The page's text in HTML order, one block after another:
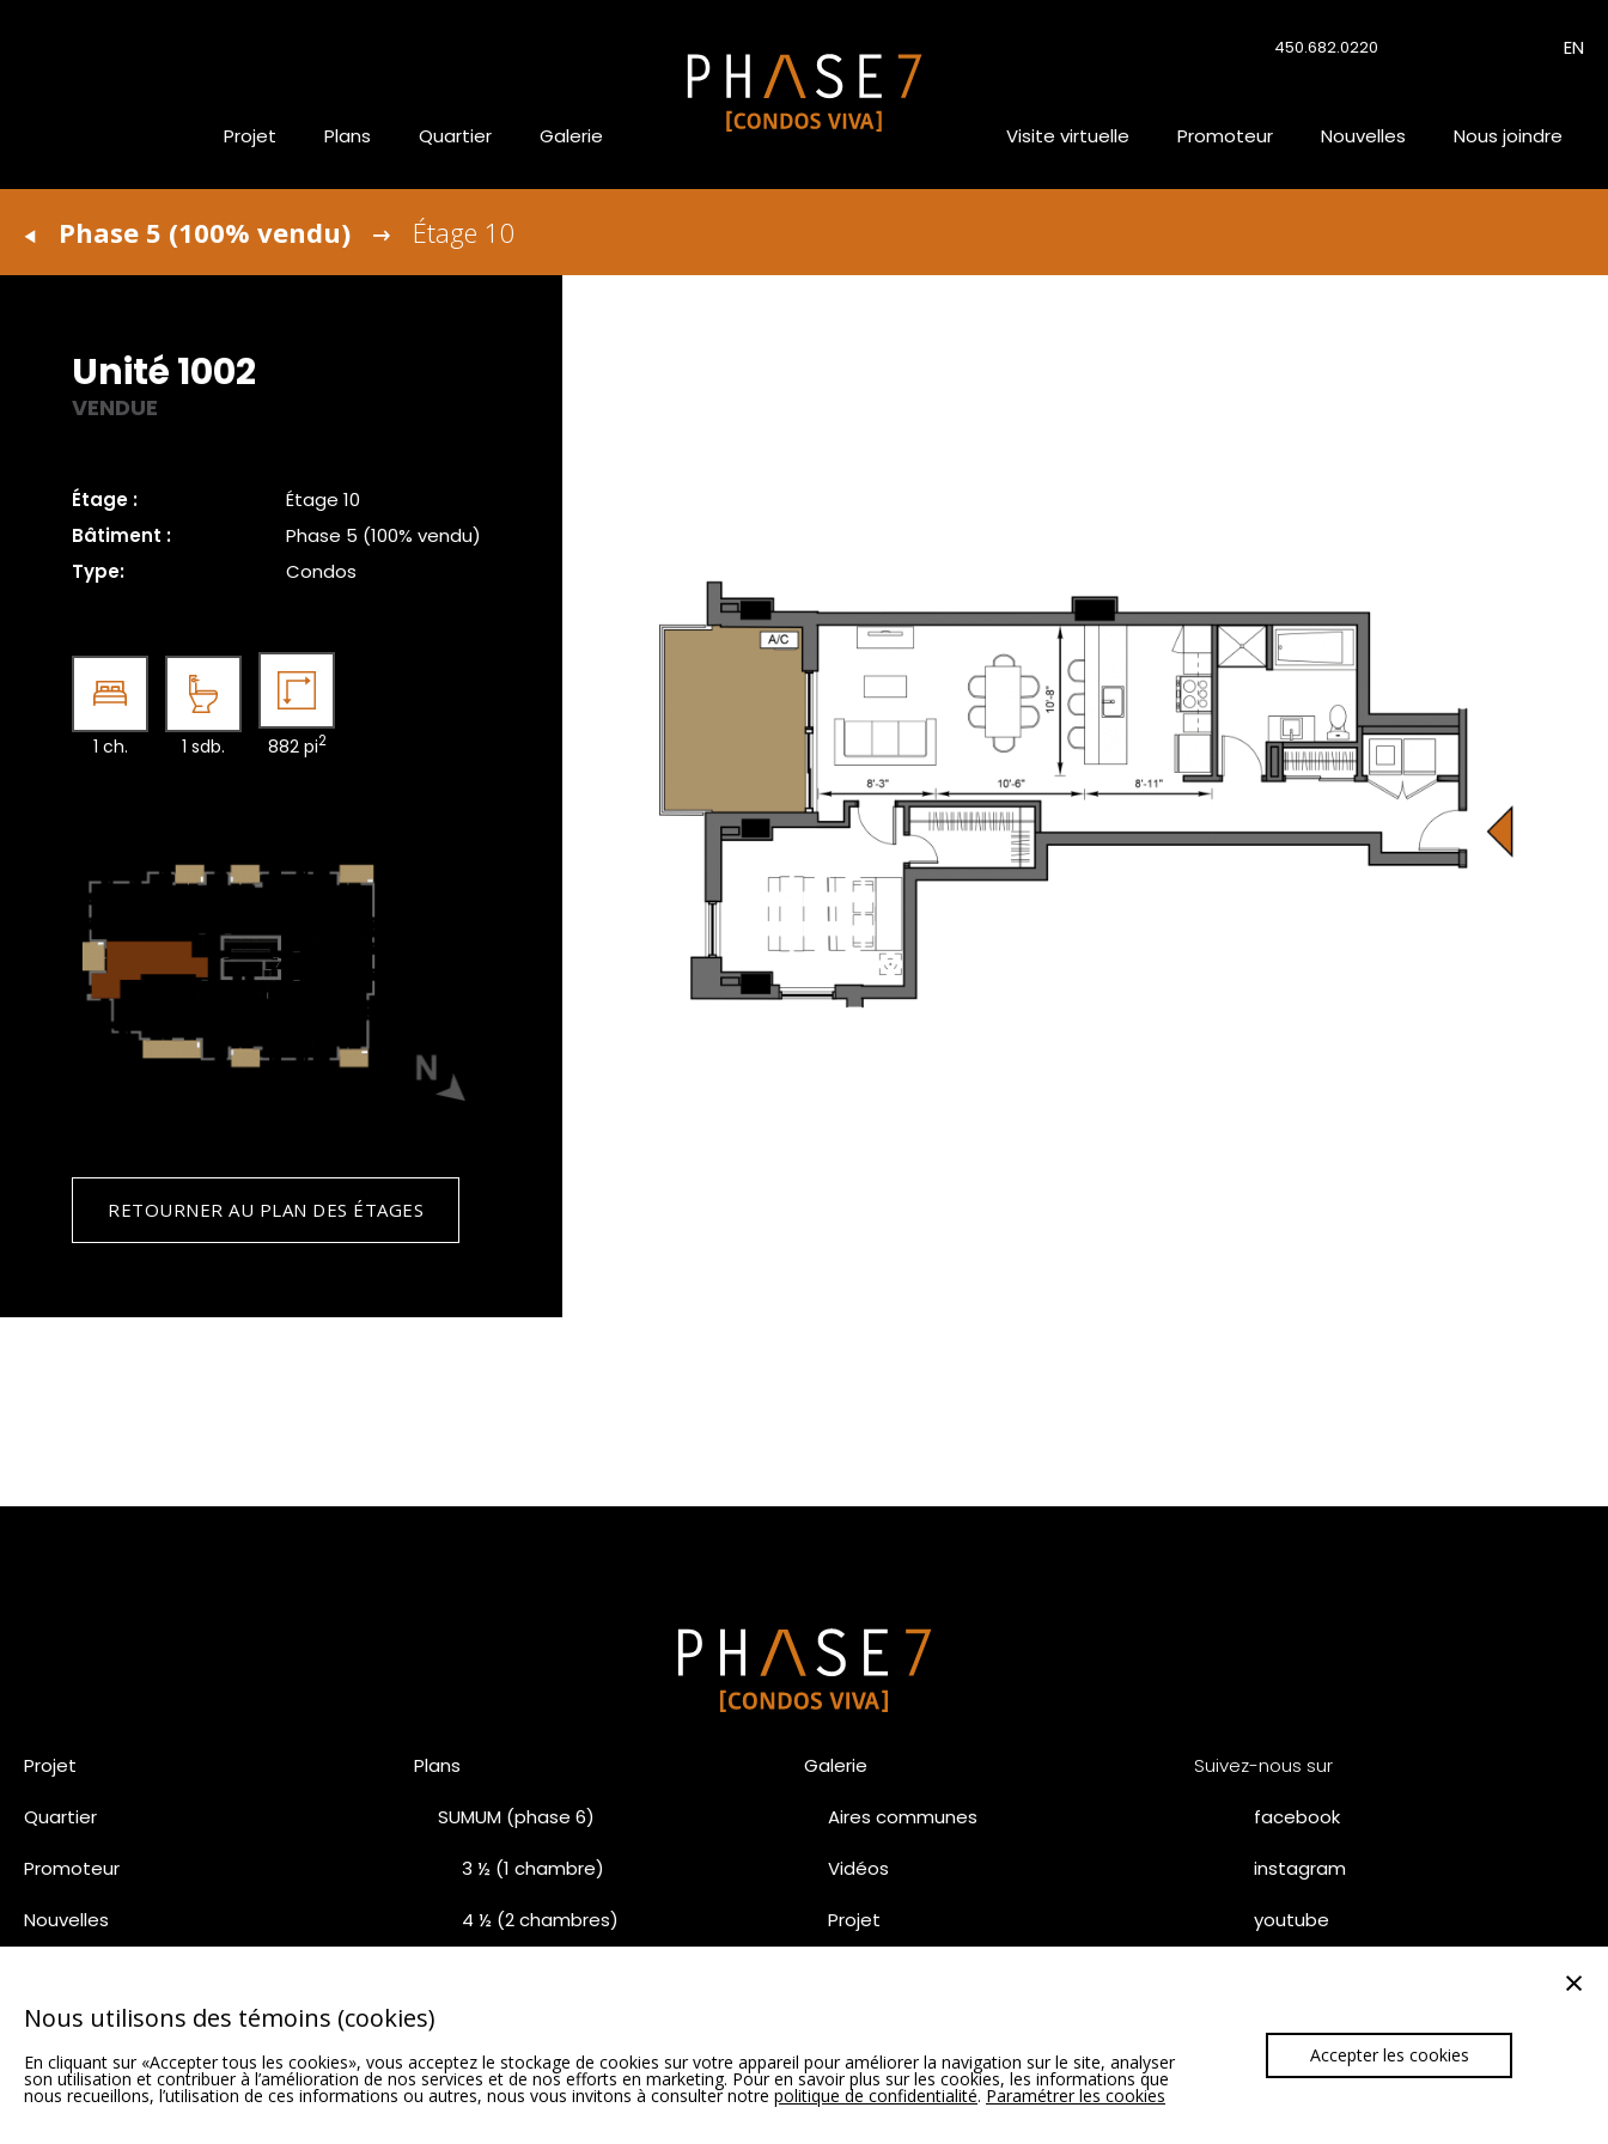
450.682.0220 EN
Projet Plans Quartier Galerie Visite virtuelle Promoteur Nouvelles Nous joindre
Phase 5 (100% vendu) Étage 10
Unité 1002
VENDUE
Étage :
Étage 10
Bâtiment :
Phase 5 (100% vendu)
Type:
Condos
1 ch. 1 sdb. 882 pi2
RETOURNER AU PLAN DES ÉTAGES
Projet
Quartier
Promoteur
Nouvelles
Plans
SUMUM (phase 6)
3 ½ (1 chambre)
4 ½ (2 chambres)
Phase 5 (100% vendu)
Galerie
Aires communes
Vidéos
Projet
Unités vedettes Phase 6 – SUMUM
Suivez-nous sur
facebook
instagram
youtube
Nous utilisons des témoins (cookies)
En cliquant sur «Accepter tous les cookies», vous acceptez le stockage de cookies sur votre appareil pour améliorer la navigation sur le site, analyser
son utilisation et contribuer à l’amélioration de nos services et de nos efforts en marketing. Pour en savoir plus sur les cookies, les informations que
nous recueillons, l’utilisation de ces informations ou autres, nous vous invitons à consulter notre politique de confidentialité. Paramétrer les cookies
Accepter les cookies
×